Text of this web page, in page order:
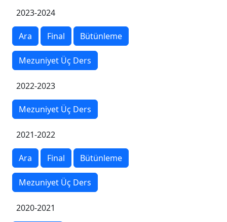
2023-2024
Ara Final Bütünleme
Mezuniyet Üç Ders
2022-2023
Mezuniyet Üç Ders
2021-2022
Ara Final Bütünleme
Mezuniyet Üç Ders
2020-2021